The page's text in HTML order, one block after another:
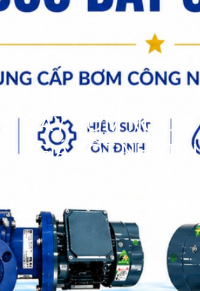
MÁY BƠM
GIÁ TỐT NHẤT